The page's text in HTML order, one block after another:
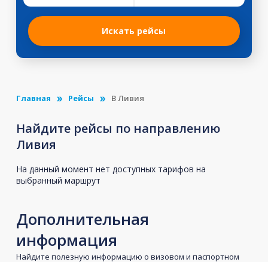
Искать рейсы
Главная Рейсы В Ливия
Найдите рейсы по направлению
Ливия
На данный момент нет доступных тарифов на
выбранный маршрут
Дополнительная
информация
Найдите полезную информацию о визовом и паспортном